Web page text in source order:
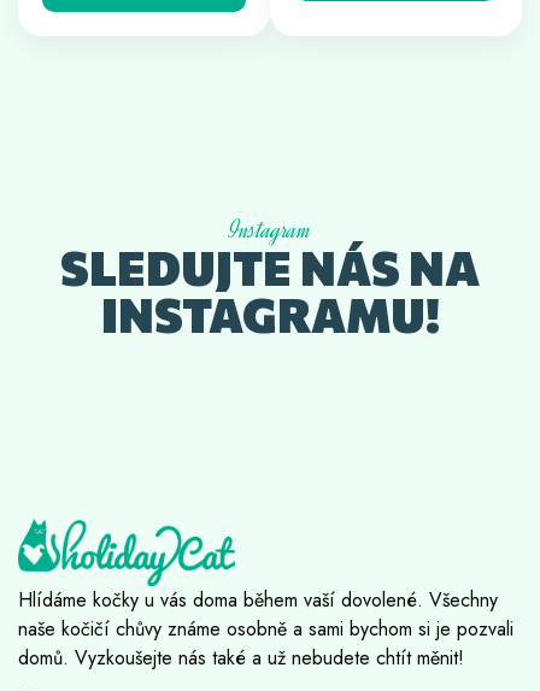
Instagram
SLEDUJTE NÁS NA
INSTAGRAMU!
Hlídáme kočky u vás doma během vaší dovolené. Všechny
naše kočičí chůvy známe osobně a sami bychom si je pozvali
domů. Vyzkoušejte nás také a už nebudete chtít měnit!